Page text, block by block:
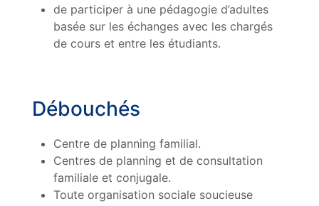
de participer à une pédagogie d’adultes
basée sur les échanges avec les chargés
de cours et entre les étudiants.
Débouchés
Centre de planning familial.
Centres de planning et de consultation
familiale et conjugale.
Toute organisation sociale soucieuse